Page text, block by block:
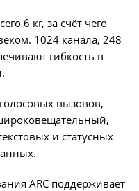
6 кг, за счёт чего
1024 канала, 248
гибкость в
вызовов,
и статусных
ARC поддерживает